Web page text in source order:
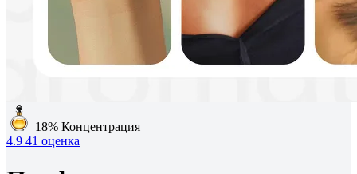
18% Концентрация
4.9 41 оценка